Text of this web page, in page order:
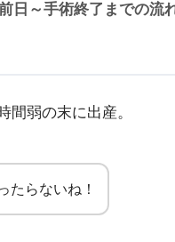
日～手術終了までの流
間弱の末に出産。
たらないね！